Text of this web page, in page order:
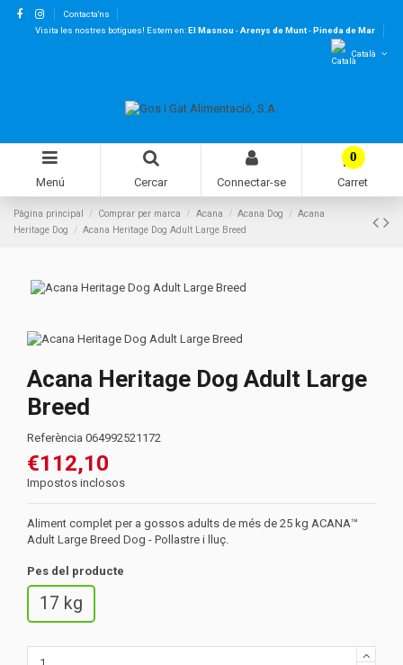
Contacta'ns
Visita les nostres botigues! Estem en:El Masnou-Arenys de Munt-Pineda de Mar
Català
Menú Cercar Connectar-se
0
Carret
Pàgina principal Comprar per marca Acana Acana Dog
Acana
Heritage Dog
Acana Heritage Dog Adult Large Breed
Acana Heritage Dog Adult Large
Breed
Referència 064992521172
€112,10
Impostos inclosos
Aliment complet per a gossos adults de més de 25 kg ACANA™
Adult Large Breed Dog - Pollastre i lluç.
Pes del producte
17 kg